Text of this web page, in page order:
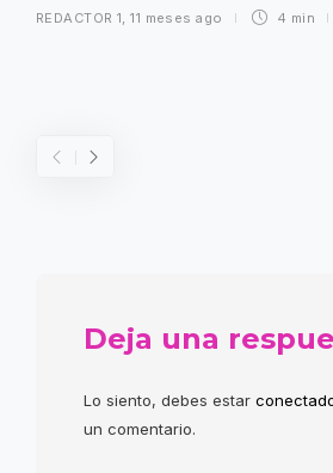
REDACTOR 1,11 meses ago 4 min
Deja una
Lo siento, debes estar
un comentario.